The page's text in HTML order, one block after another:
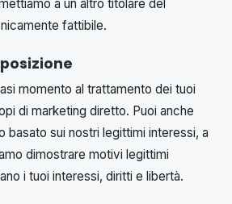
a un altro titolare del
fattibile.
momento al trattamento dei tuoi
di marketing diretto. Puoi anche
basato sui nostri legittimi interessi, a
dimostrare motivi legittimi
i tuoi interessi, diritti e libertà.